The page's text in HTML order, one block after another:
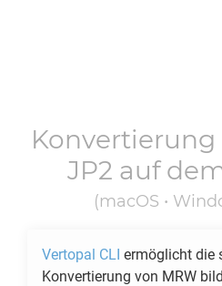
Konvertierung
JP2 auf
(macOS •
Vertopal CLI ermöglicht die
Konvertierung von MRW